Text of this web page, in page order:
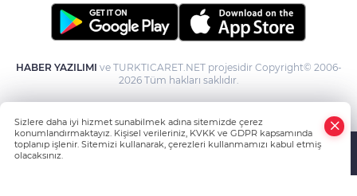
HABER YAZILIMI ve TURKTICARET.NET projesidir Copyright© 2006-
2026 Tüm hakları saklıdır.
Sizlere daha iyi hizmet sunabilmek adına sitemizde çerez
konumlandırmaktayız. Kişisel verileriniz, KVKK ve GDPR kapsamında
toplanıp işlenir. Sitemizi kullanarak, çerezleri kullanmamızı kabul etmiş
olacaksınız.